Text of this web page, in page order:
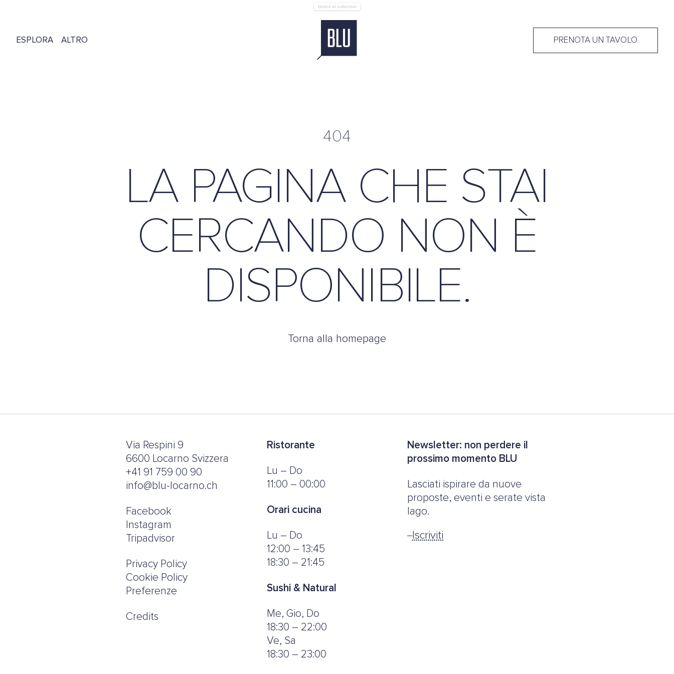
404
LA PAGINA CHE STAI
CERCANDO NON È
DISPONIBILE.
Torna alla homepage
Via Respini 9
6600 Locarno Svizzera
+41 91 759 00 90
info@blu-locarno.ch
Facebook
Instagram
Tripadvisor
Privacy Policy
Cookie Policy
Preferenze
Credits
Ristorante
Lu – Do
11:00 – 00:00
Orari cucina
Lu – Do
12:00 – 13:45
18:30 – 21:45
Sushi & Natural
Me, Gio, Do
18:30 – 22:00
Ve, Sa
18:30 – 23:00
Newsletter: non perdere il
prossimo momento BLU
Lasciati ispirare da nuove
proposte, eventi e serate vista
lago.
Iscriviti
ESPLORA ALTRO PRENOTA UN TAVOLO
Notice at collection